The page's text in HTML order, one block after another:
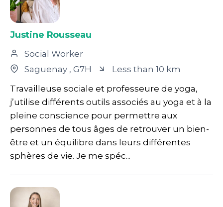
Justine Rousseau
Social Worker
Saguenay , G7H
Less than 10 km
Travailleuse sociale et professeure de yoga,
j’utilise différents outils associés au yoga et à la
pleine conscience pour permettre aux
personnes de tous âges de retrouver un bien-
être et un équilibre dans leurs différentes
sphères de vie. Je me spéc...